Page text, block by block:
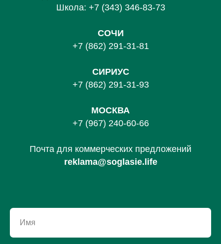
Школа: +7 (343) 346-83-73
СОЧИ
+7 (862) 291-31-81
СИРИУС
+7 (862) 291-31-93
МОСКВА
+7 (967) 240-60-66
Почта для коммерческих предложений
reklama@soglasie.life
Имя